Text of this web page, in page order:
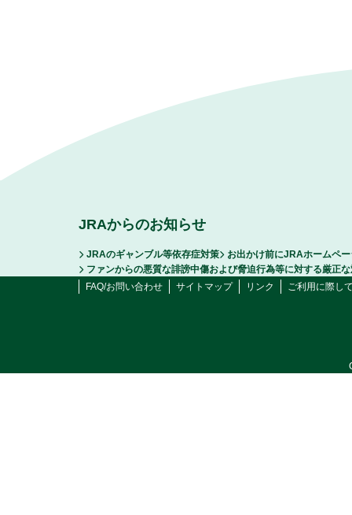
JRAからのお知らせ
JRAのギャンブル等依存症対策
お出かけ前にJRAホームペ
ファンからの悪質な誹謗中傷および脅迫行為等に対する厳正
FAQ/お問い合わせ
サイトマップ リンク ご利用に際し